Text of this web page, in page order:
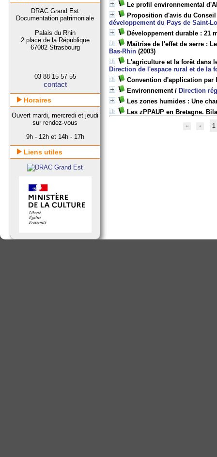
Le profil environnemental
Proposition d'avis du
développement du Pays de Saint-
Développement durable : 21
Maîtrise de l'effet de serre :
Bas-Rhin (2003)
L'agriculture et la forêt dans
Direction de l'espace rural et de la
Convention d'application par
Environnement/ Direction
Les zones humides : Une
Les zPPAUP en Bretagne.
1
DRAC Grand Est
Documentation patrimoniale
Palais du Rhin
2 place de la République
67082 Strasbourg
03 88 15 57 55
contact
Horaires
Ouvert mardi, mercredi et jeudi
sur rendez-vous
9h - 12h et 14h - 17h
Liens utiles